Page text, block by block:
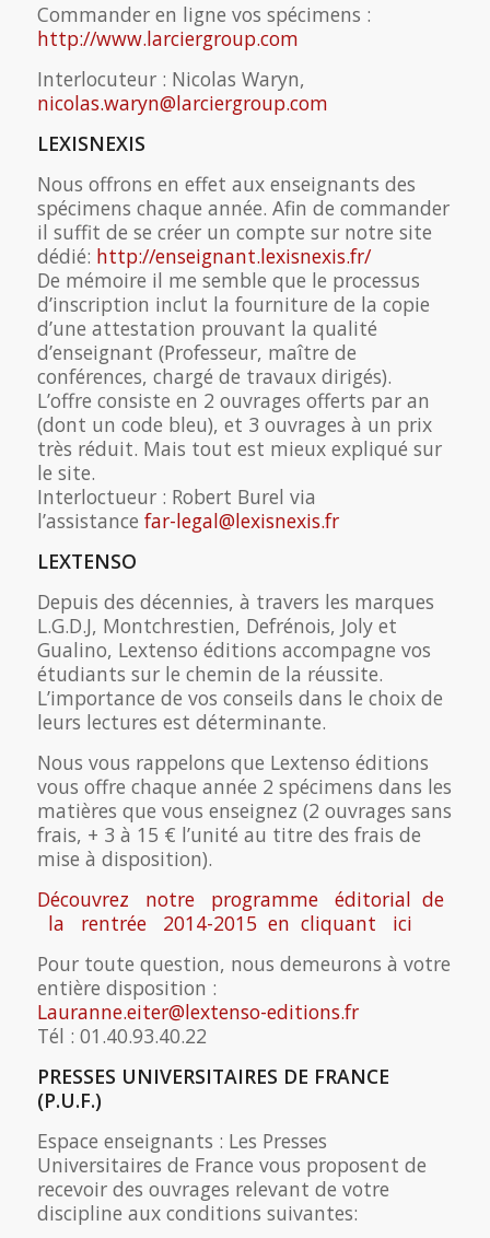
Commander en ligne vos spécimens :
http://www.larciergroup.com
Interlocuteur : Nicolas Waryn,
nicolas.waryn@larciergroup.com
LEXISNEXIS
Nous offrons en effet aux enseignants des
spécimens chaque année. Afin de commander
il suffit de se créer un compte sur notre site
dédié: http://enseignant.lexisnexis.fr/
De mémoire il me semble que le processus
d’inscription inclut la fourniture de la copie
d’une attestation prouvant la qualité
d’enseignant (Professeur, maître de
conférences, chargé de travaux dirigés).
L’offre consiste en 2 ouvrages offerts par an
(dont un code bleu), et 3 ouvrages à un prix
très réduit. Mais tout est mieux expliqué sur
le site.
Interloctueur : Robert Burel via
l’assistance far-legal@lexisnexis.fr
LEXTENSO
Depuis des décennies, à travers les marques
L.G.D.J, Montchrestien, Defrénois, Joly et
Gualino, Lextenso éditions accompagne vos
étudiants sur le chemin de la réussite.
L’importance de vos conseils dans le choix de
leurs lectures est déterminante.
Nous vous rappelons que Lextenso éditions
vous offre chaque année 2 spécimens dans les
matières que vous enseignez (2 ouvrages sans
frais, + 3 à 15 € l’unité au titre des frais de
mise à disposition).
Découvrez notre programme éditorial de
la rentrée 2014-2015 en cliquant ici
Pour toute question, nous demeurons à votre
entière disposition :
Lauranne.eiter@lextenso-editions.fr
Tél : 01.40.93.40.22
PRESSES UNIVERSITAIRES DE FRANCE
(P.U.F.)
Espace enseignants : Les Presses
Universitaires de France vous proposent de
recevoir des ouvrages relevant de votre
discipline aux conditions suivantes: